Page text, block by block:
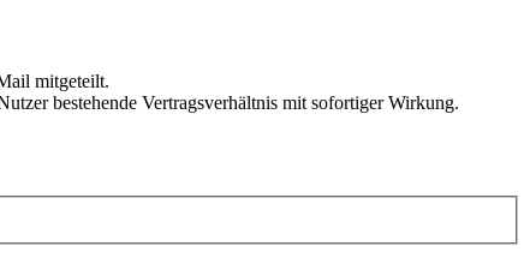
mitgeteilt.
bestehende Vertragsverhältnis mit sofortiger Wirkung.